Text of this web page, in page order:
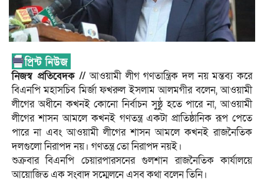
নিজস্ব প্রতিবেদক // আওয়ামী লীগ গণতান্ত্রিক দল নয় মন্তব্য করে
বিএনপি মহাসচিব মির্জা ফখরুল ইসলাম আলমগীর বলেন, আওয়ামী
লীগের অধীনে কখনই কোনো নির্বাচন সুষ্ঠু হতে পারে না, আওয়ামী
লীগের শাসন আমলে কখনই গণতন্ত্র একটা প্রাতিষ্ঠানিক রূপ পেতে
পারে না এবং আওয়ামী লীগের শাসন আমলে কখনই রাজনৈতিক
দলগুলো নিরাপদ নয়। গণতন্ত্র তো নিরাপদ নয়ই।
শুক্রবার বিএনপি চেয়ারপারসনের গুলশান রাজনৈতিক কার্যালয়ে
আয়োজিত এক সংবাদ সম্মেলনে এসব কথা বলেন তিনি।